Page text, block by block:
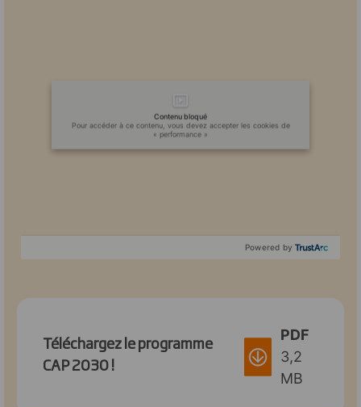
Contenu bloqué
Pour accéder à ce contenu, vous devez accepter les cookies de
« performance »
Powered by
Téléchargez le programme
CAP 2030 !
PDF
3,2
MB